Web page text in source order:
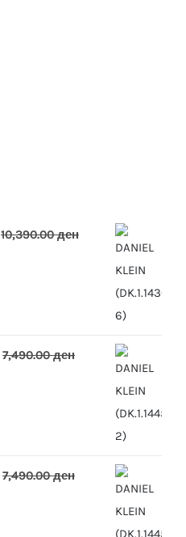
10,390.00ден
7,490.00ден
7,490.00ден